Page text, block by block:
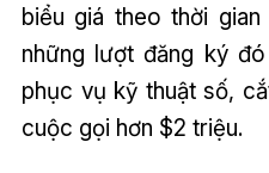
biểu giá theo thời
những lượt đăng ký
phục vụ kỹ thuật số,
cuộc gọi hơn $2 triệu.